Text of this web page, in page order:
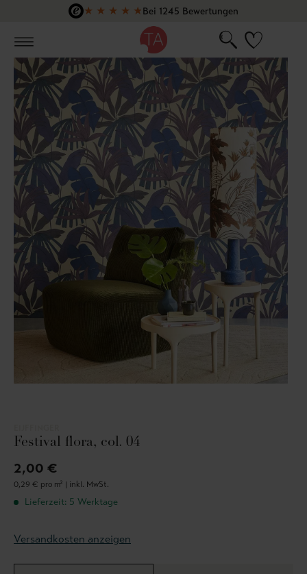
Zum Hauptinhalt springen
★ ★ ★ ★ ★Bei 1245 Bewertungen
Festival flora, col. 04
2,00 €
0,29 € pro m² | inkl. MwSt.
Lieferzeit: 5 Werktage
Versandkosten anzeigen